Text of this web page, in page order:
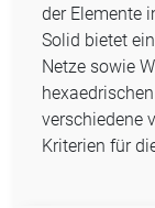
der Elemente
Solid bietet
Netze sowie
verschiedene
Kriterien für